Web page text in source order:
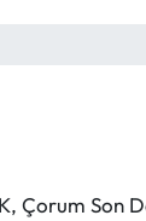
Son